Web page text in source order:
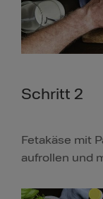
Schritt 2
Fetakäse mit
aufrollen und